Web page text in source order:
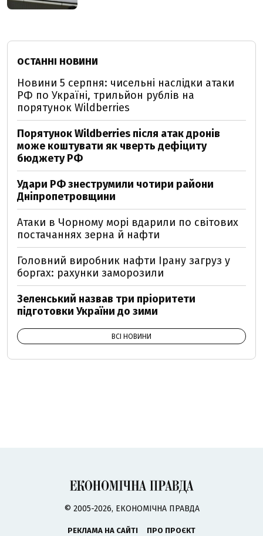
ОСТАННІ НОВИНИ
Новини 5 серпня: чисельні наслідки атаки
РФ по Україні, трильйон рублів на
порятунок Wildberries
Порятунок Wildberries після атак дронів
може коштувати як чверть дефіциту
бюджету РФ
Удари РФ знеструмили чотири райони
Дніпропетровщини
Атаки в Чорному морі вдарили по світових
постачаннях зерна й нафти
Головний виробник нафти Ірану загруз у
боргах: рахунки заморозили
Зеленський назвав три пріоритети
підготовки України до зими
ВСІ НОВИНИ
© 2005-2026, ЕКОНОМІЧНА ПРАВДА
РЕКЛАМА НА САЙТІ
ПРО ПРОЄКТ